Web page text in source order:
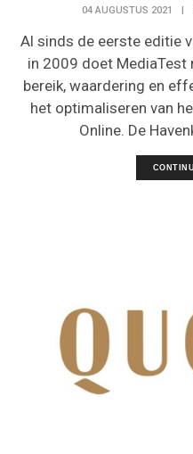
04 AUGUSTUS 2021
Al sinds de eerste editie
in 2009 doet
bereik, waardering en
het optimaliseren van
Online. De